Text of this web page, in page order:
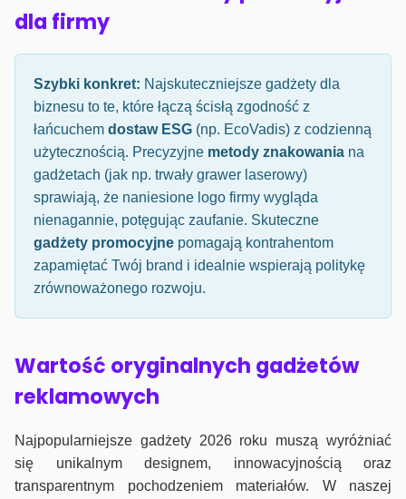
dla firmy
Szybki konkret: Najskuteczniejsze gadżety dla
biznesu to te, które łączą ścisłą zgodność z
łańcuchem dostaw ESG (np. EcoVadis) z codzienną
użytecznością. Precyzyjne metody znakowania na
gadżetach (jak np. trwały grawer laserowy)
sprawiają, że naniesione logo firmy wygląda
nienagannie, potęgując zaufanie. Skuteczne
gadżety promocyjne pomagają kontrahentom
zapamiętać Twój brand i idealnie wspierają politykę
zrównoważonego rozwoju.
Wartość oryginalnych gadżetów
reklamowych
Najpopularniejsze gadżety 2026 roku muszą wyróżniać
się unikalnym designem, innowacyjnością oraz
transparentnym pochodzeniem materiałów. W naszej